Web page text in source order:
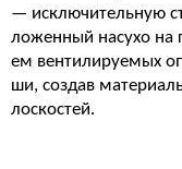
— исключительную
ложенный насухо на
ем вентилируемых
ши, создав
лоскостей.